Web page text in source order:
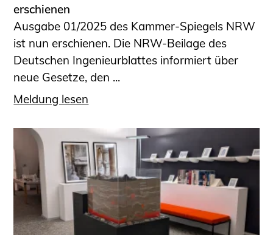
erschienen
Ausgabe 01/2025 des Kammer-Spiegels NRW
ist nun erschienen. Die NRW-Beilage des
Deutschen Ingenieurblattes informiert über
neue Gesetze, den ...
Meldung lesen